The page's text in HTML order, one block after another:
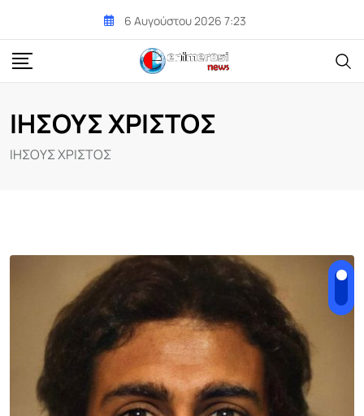
content
6 Αυγούστου 2026 7:23
ΙΗΣΟΥΣ ΧΡΙΣΤΟΣ
ΙΗΣΟΥΣ ΧΡΙΣΤΟΣ